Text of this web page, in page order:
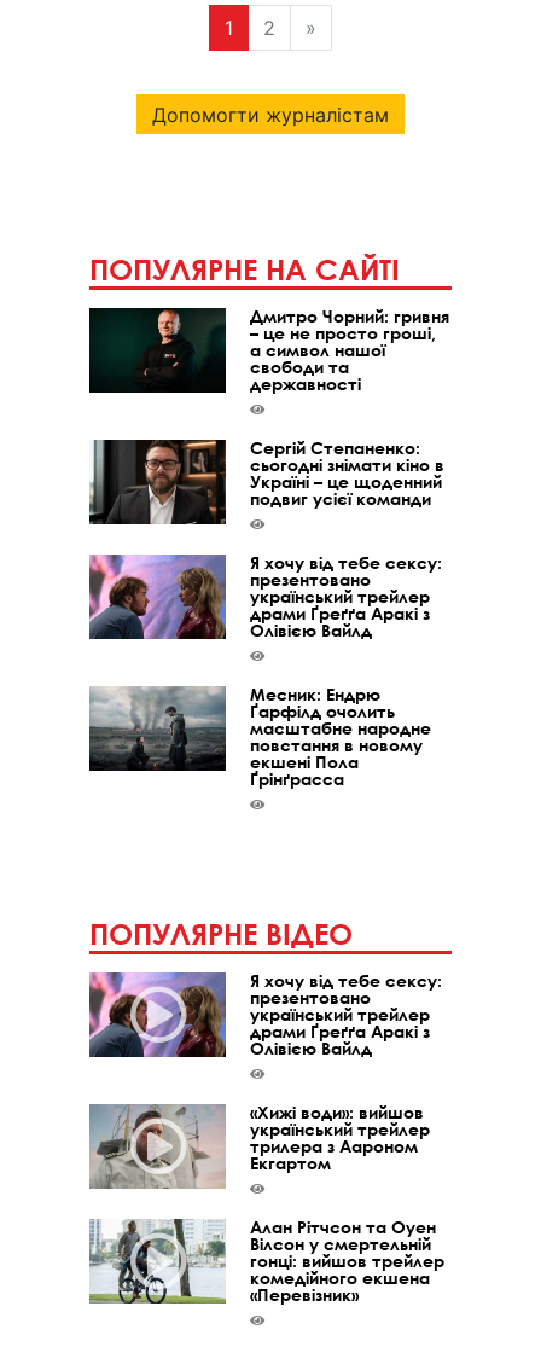
1 2 »
Допомогти журналістам
ПОПУЛЯРНЕ НА САЙТІ
Дмитро Чорний: гривня
– це не просто гроші,
а символ нашої
свободи та
державності
Сергій Степаненко:
сьогодні знімати кіно в
Україні – це щоденний
подвиг усієї команди
Я хочу від тебе сексу:
презентовано
український трейлер
драми Ґреґґа Аракі з
Олівією Вайлд
Месник: Ендрю
Ґарфілд очолить
масштабне народне
повстання в новому
екшені Пола
Ґрінґрасса
ПОПУЛЯРНЕ ВІДЕО
Я хочу від тебе сексу:
презентовано
український трейлер
драми Ґреґґа Аракі з
Олівією Вайлд
«Хижі води»: вийшов
український трейлер
трилера з Аароном
Екгартом
Алан Рітчсон та Оуен
Вілсон у смертельній
гонці: вийшов трейлер
комедійного екшена
«Перевізник»